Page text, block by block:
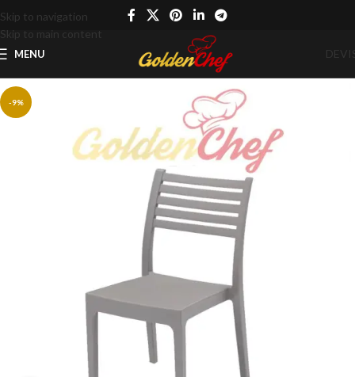
Skip to navigation
Skip to main content
MENU
-9%